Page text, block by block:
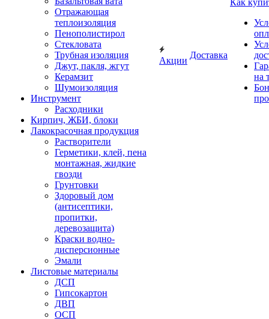
Отражающая
теплоизоляция
Пенополистирол
Стекловата
Трубная изоляция
Джут, пакля, жгут
Керамзит
Шумоизоляция
Инструмент
Расходники
Кирпич, ЖБИ, блоки
Лакокрасочная продукция
Растворители
Герметики, клей, пена
монтажная, жидкие
гвозди
Грунтовки
Здоровый дом
(антисептики,
пропитки,
деревозащита)
Краски водно-
дисперсионные
Эмали
Листовые материалы
ДСП
Гипсокартон
ДВП
ОСП
Акции
Доставка
Как
на